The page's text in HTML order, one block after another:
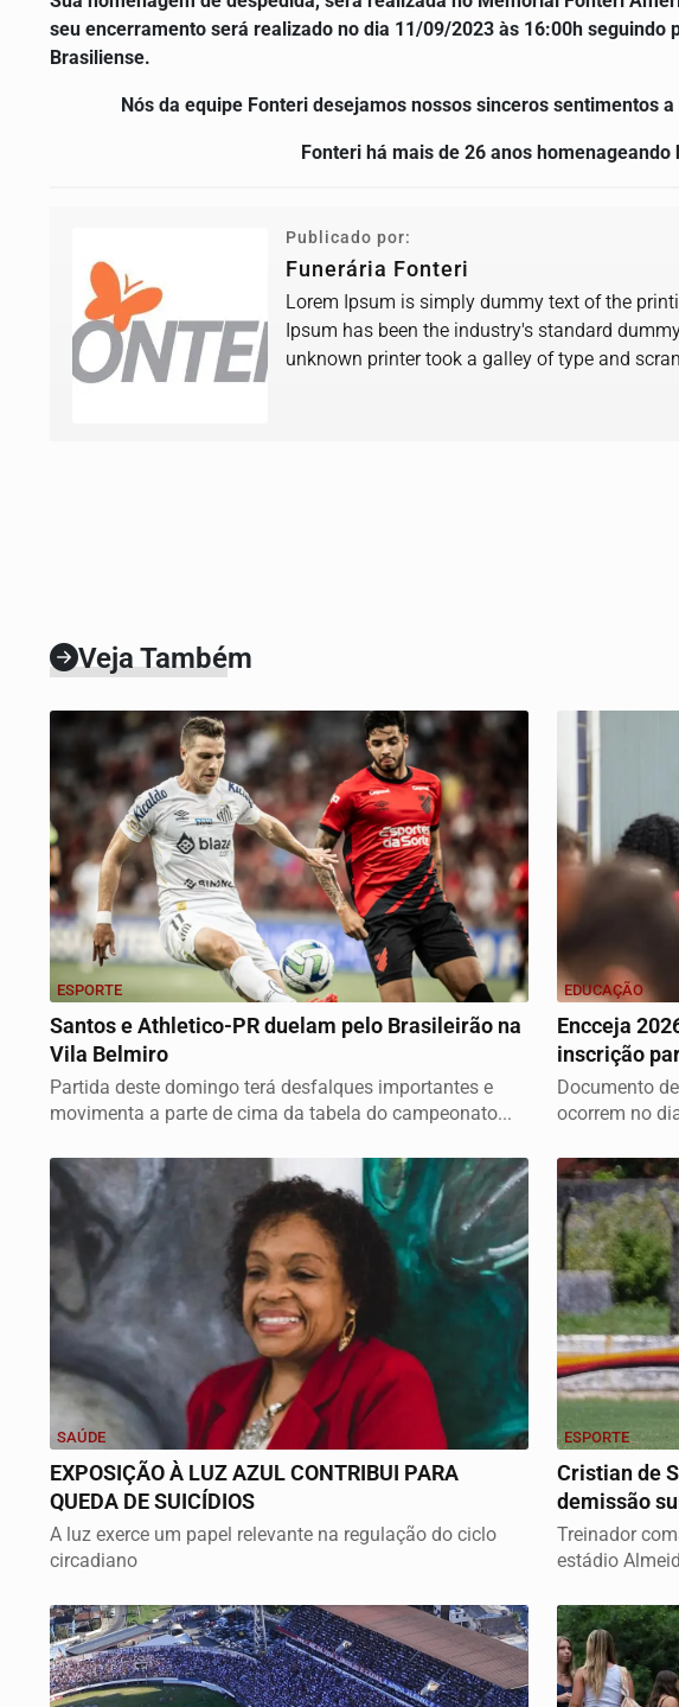
seu encerramento será realizado no dia 11/09/2023 às 16:00h seguindo
Brasiliense.
Nós da equipe Fonteri desejamos nossos sinceros sentimentos
Fonteri há mais de 26 anos homenageando
Publicado por:
Funerária Fonteri
Lorem Ipsum is simply dummy text of the
Ipsum has been the industry's standard
unknown printer took a galley of type and
Veja Também
ESPORTE
Santos e Athletico-PR duelam pelo Brasileirão na
Vila Belmiro
Partida deste domingo terá desfalques importantes e
movimenta a parte de cima da tabela do campeonato...
EDUCAÇÃO
Encceja
inscrição
Documento
ocorrem no
SAÚDE
EXPOSIÇÃO À LUZ AZUL CONTRIBUI PARA
QUEDA DE SUICÍDIOS
A luz exerce um papel relevante na regulação do ciclo
circadiano
ESPORTE
Cristian de
demissão
Treinador
estádio